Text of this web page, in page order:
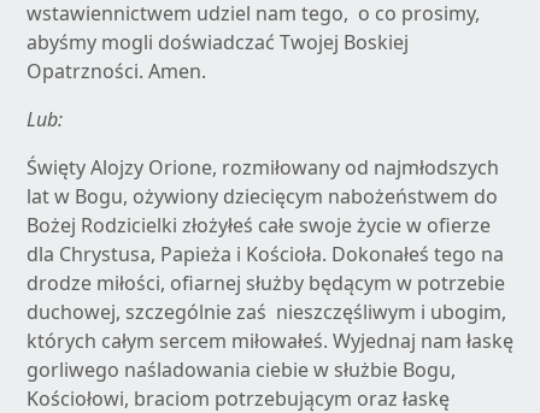
wstawiennictwem udziel nam tego, o co prosimy,
abyśmy mogli doświadczać Twojej Boskiej
Opatrzności. Amen.
Lub:
Święty Alojzy Orione, rozmiłowany od najmłodszych
lat w Bogu, ożywiony dziecięcym nabożeństwem do
Bożej Rodzicielki złożyłeś całe swoje życie w ofierze
dla Chrystusa, Papieża i Kościoła. Dokonałeś tego na
drodze miłości, ofiarnej służby będącym w potrzebie
duchowej, szczególnie zaś nieszczęśliwym i ubogim,
których całym sercem miłowałeś. Wyjednaj nam łaskę
gorliwego naśladowania ciebie w służbie Bogu,
Kościołowi, braciom potrzebującym oraz łaskę